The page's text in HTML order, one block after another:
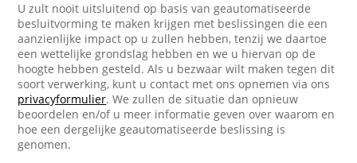
U zult nooit uitsluitend op basis van geautomatiseerde
besluitvorming te maken krijgen met beslissingen die een
aanzienlijke impact op u zullen hebben, tenzij we daartoe
een wettelijke grondslag hebben en we u hiervan op de
hoogte hebben gesteld. Als u bezwaar wilt maken tegen dit
soort verwerking, kunt u contact met ons opnemen via ons
privacyformulier. We zullen de situatie dan opnieuw
beoordelen en/of u meer informatie geven over waarom en
hoe een dergelijke geautomatiseerde beslissing is
genomen.